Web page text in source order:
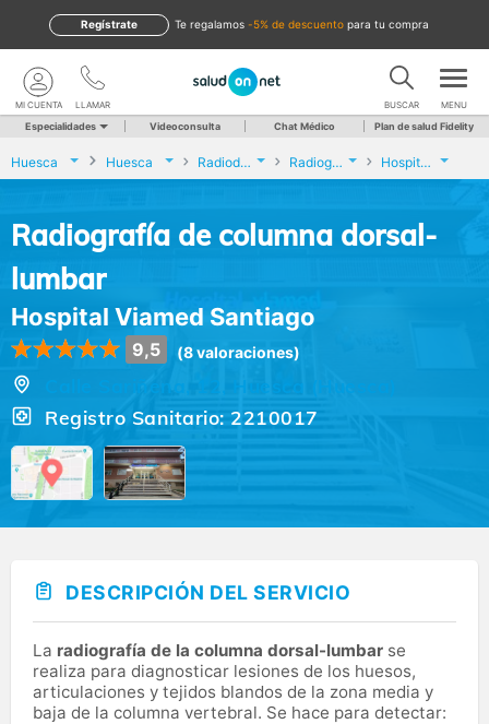
te regalamos -5% de descuento para tu compra
Regístrate
LLAMAR
MI CUENTA BUSCAR MENU
Especialidades Videoconsulta Chat Médico Plan de salud Fidelity
Huesca Huesca Radiodiagnóstico Radiografía de columna dorsal-lumbar Hospital Viamed Santiago
Radiografía de columna dorsal-
lumbar
Hospital Viamed Santiago
9,5 (8 valoraciones)
Calle Sariñena, 12, Huesca (Huesca)
Registro Sanitario: 2210017
DESCRIPCIÓN DEL SERVICIO
La radiografía de la columna dorsal-lumbar se
realiza para diagnosticar lesiones de los huesos,
articulaciones y tejidos blandos de la zona media y
baja de la columna vertebral. Se hace para detectar: